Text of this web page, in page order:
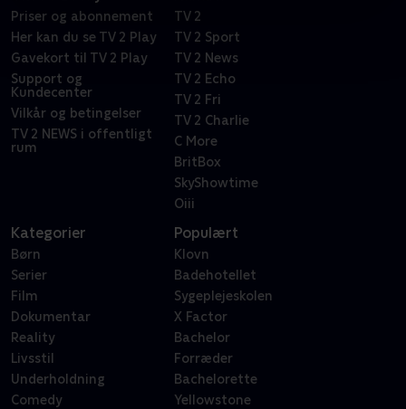
Priser og abonnement
Her kan du se TV 2 Play
Gavekort til TV 2 Play
Support og
Kundecenter
Vilkår og betingelser
TV 2 NEWS i offentligt
rum
TV 2
TV 2 Sport
TV 2 News
TV 2 Echo
TV 2 Fri
TV 2 Charlie
C More
BritBox
SkyShowtime
Oiii
Kategorier
Børn
Serier
Film
Dokumentar
Reality
Livsstil
Underholdning
Comedy
Populært
Klovn
Badehotellet
Sygeplejeskolen
X Factor
Bachelor
Forræder
Bachelorette
Yellowstone